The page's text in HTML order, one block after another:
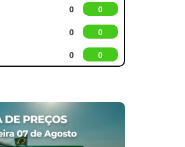
0 0
0 0
0 0